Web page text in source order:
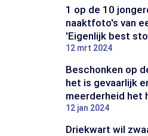
1 op de 10
naaktfoto's van
'Eigenlijk best
12 mrt 2024
Beschonken op
het is gevaarlijk
meerderheid het
12 jan 2024
Driekwart wil